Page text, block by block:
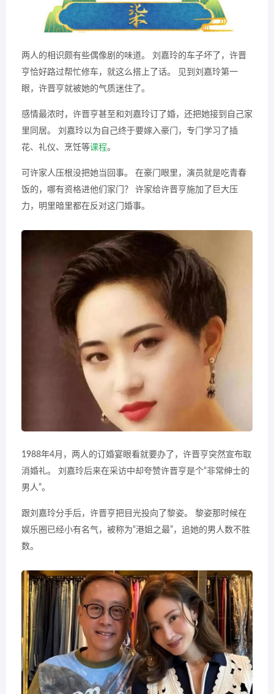
两人的相识颇有些偶像剧的味道。 刘嘉玲的车子坏了，许晋
亨恰好路过帮忙修车，就这么搭上了话。 见到刘嘉玲第一
眼，许晋亨就被她的气质迷住了。
感情最浓时，许晋亨甚至和刘嘉玲订了婚，还把她接到自己家
里同居。 刘嘉玲以为自己终于要嫁入豪门，专门学习了插
花、礼仪、烹饪等课程。
可许家人压根没把她当回事。 在豪门眼里，演员就是吃青春
饭的，哪有资格进他们家门？ 许家给许晋亨施加了巨大压
力，明里暗里都在反对这门婚事。
1988年4月，两人的订婚宴眼看就要办了，许晋亨突然宣布取
消婚礼。 刘嘉玲后来在采访中却夸赞许晋亨是个“非常绅士的
男人”。
跟刘嘉玲分手后，许晋亨把目光投向了黎姿。 黎姿那时候在
娱乐圈已经小有名气，被称为“港姐之最”，追她的男人数不胜
数。